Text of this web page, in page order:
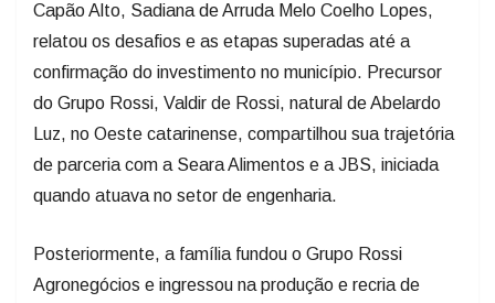
Capão Alto, Sadiana de Arruda Melo Coelho Lopes,
relatou os desafios e as etapas superadas até a
confirmação do investimento no município. Precursor
do Grupo Rossi, Valdir de Rossi, natural de Abelardo
Luz, no Oeste catarinense, compartilhou sua trajetória
de parceria com a Seara Alimentos e a JBS, iniciada
quando atuava no setor de engenharia.
Posteriormente, a família fundou o Grupo Rossi
Agronegócios e ingressou na produção e recria de